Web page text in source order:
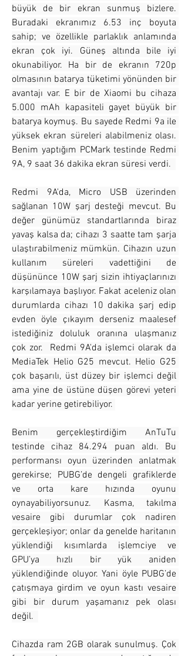
büyük de bir ekran sunmuş bizlere.
Buradaki ekranımız 6.53 inç boyuta
sahip; ve özellikle parlaklık anlamında
ekran çok iyi. Güneş altında bile iyi
okunabiliyor. Ha bir de ekranın 720p
olmasının batarya tüketimi yönünden bir
avantajı var. E bir de Xiaomi bu cihaza
5.000 mAh kapasiteli gayet büyük bir
batarya koymuş. Bu sayede Redmi 9a ile
yüksek ekran süreleri alabilmeniz olası.
Benim yaptığım PCMark testinde Redmi
9A, 9 saat 36 dakika ekran süresi verdi.
Redmi 9A'da, Micro USB üzerinden
sağlanan 10W şarj desteği mevcut. Bu
değer günümüz standartlarında biraz
yavaş kalsa da; cihazı 3 saatte tam şarja
ulaştırabilmeniz mümkün. Cihazın uzun
kullanım süreleri vadettiğini de
düşününce 10W şarj sizin ihtiyaçlarınızı
karşılamaya başlıyor. Fakat aceleniz olan
durumlarda cihazı 10 dakika şarj edip
evden öyle çıkayım derseniz maalesef
istediğiniz doluluk oranına ulaşmanız
çok zor.  Redmi 9A'da işlemci olarak da
MediaTek Helio G25 mevcut. Helio G25
çok başarılı, üst düzey bir işlemci değil
ama yine de üstüne düşen görevi yeteri
kadar yerine getirebiliyor.
Benim gerçekleştirdiğim AnTuTu
testinde cihaz 84.294 puan aldı. Bu
performansı oyun üzerinden anlatmak
gerekirse; PUBG’de dengeli grafiklerde
ve orta kare hızında oyunu
oynayabiliyorsunuz. Kasma, takılma
vesaire gibi durumlar çok nadiren
gerçekleşiyor; onlar da genelde haritanın
yüklendiği kısımlarda işlemciye ve
GPU’ya hızlı bir yük aniden
yüklendiğinde oluyor. Yani öyle PUBG’de
çatışmaya girdim ve oyun kastı vesaire
gibi bir durum yaşamanız pek olası
değil.
Cihazda ram 2GB olarak sunulmuş. Çok